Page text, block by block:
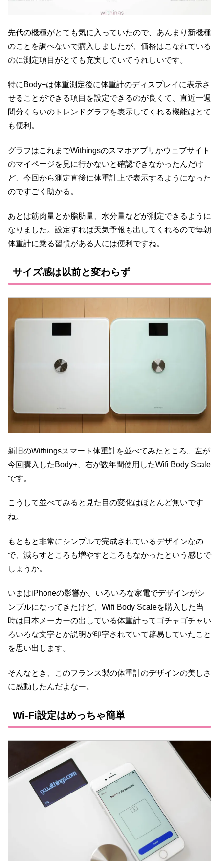
先代の機種がとても気に入っていたので、あんまり新機種
のことを調べないで購入しましたが、価格はこなれている
のに測定項目がとても充実していてうれしいです。
特にBody+は体重測定後に体重計のディスプレイに表示さ
せることができる項目を設定できるのが良くて、直近一週
間分くらいのトレンドグラフを表示してくれる機能はとて
も便利。
グラフはこれまでWithingsのスマホアプリかウェブサイト
のマイページを見に行かないと確認できなかったんだけ
ど、今回から測定直後に体重計上で表示するようになった
のですごく助かる。
あとは筋肉量とか脂肪量、水分量などが測定できるように
なりました。設定すれば天気予報も出してくれるので毎朝
体重計に乗る習慣がある人には便利ですね。
サイズ感は以前と変わらず
新旧のWithingsスマート体重計を並べてみたところ。左が
今回購入したBody+、右が数年間使用したWifi Body Scale
です。
こうして並べてみると見た目の変化はほとんど無いです
ね。
もともと非常にシンプルで完成されているデザインなの
で、減らすところも増やすところもなかったという感じで
しょうか。
いまはiPhoneの影響か、いろいろな家電でデザインがシ
ンプルになってきたけど、Wifi Body Scaleを購入した当
時は日本メーカーの出している体重計ってゴチャゴチャい
ろいろな文字とか説明が印字されていて辟易していたこと
を思い出します。
そんなとき、このフランス製の体重計のデザインの美しさ
に感動したんだよなー。
Wi-Fi設定はめっちゃ簡単